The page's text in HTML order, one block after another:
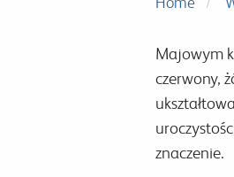
Majowym
czerwony,
znaczenie.